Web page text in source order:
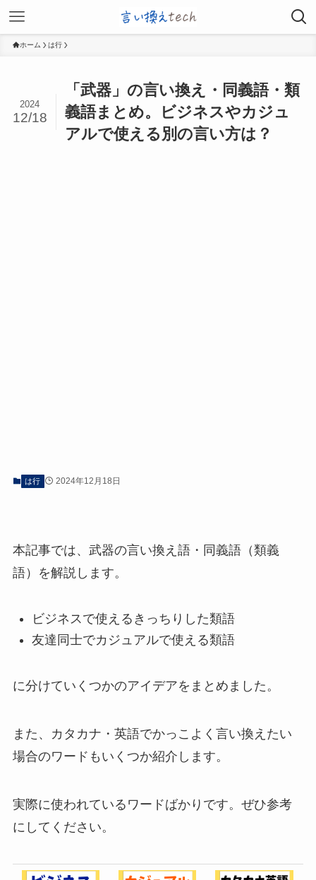
ホーム は行
「武器」の言い換え・同義語・類
義語まとめ。ビジネスやカジュ
アルで使える別の言い方は？
2024
12/18
は行 2024年12月18日
本記事では、武器の言い換え語・同義語（類義
語）を解説します。
ビジネスで使えるきっちりした類語
友達同士でカジュアルで使える類語
に分けていくつかのアイデアをまとめました。
また、カタカナ・英語でかっこよく言い換えたい
場合のワードもいくつか紹介します。
実際に使われているワードばかりです。ぜひ参考
にしてください。